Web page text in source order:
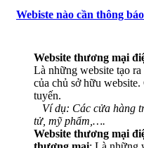
Webiste nào cần thông
Website thương mại
Là những website tạo ra
của chủ sở hữu
tuyến.
Ví dụ: Các cửa hàng
tử, mỹ phẩm,….
Website thương mại